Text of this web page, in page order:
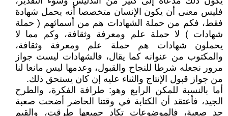
فليس معنى أن يكون الإنسان متخصصا أنه يحمل شهادة
فقط، فكم من حملة الشهادات هم من أسمائهم ( حملة
شهادات ) لا حملة علم ومعرفة وثقافة، وكم مما لا
يحملون شهادات هم حملة علم ومعرفة وثقافة،
والمكتوب من عنوانه كما يقال، فالشهادات ليست جواز
مرور نجعله شرطا للنجاح والقبول، وعدمها ليس مانعا لنا
من جواز قبول الإنتاج والثناء عليه إن كان يستحق ذلك.
أما بالنسبة للمكن الرابع وهو: طرافة الفكرة، والطرح
الجيد، فأعتقد أن الكتابة في وقتنا الحاضر أضحت صعبة
جد صعبة، فالموضوعات تكاد جميعها طرقت، والقيم